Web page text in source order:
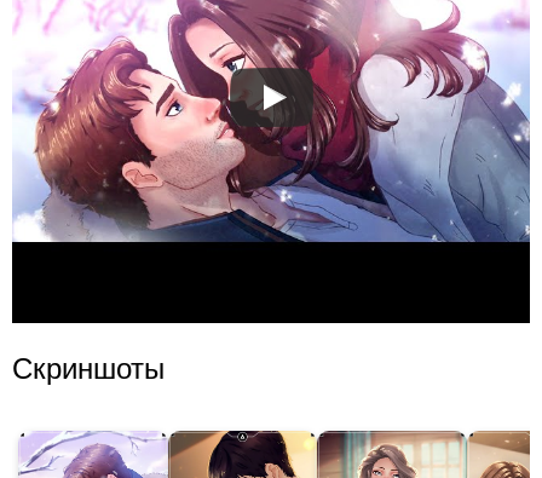
Скриншоты